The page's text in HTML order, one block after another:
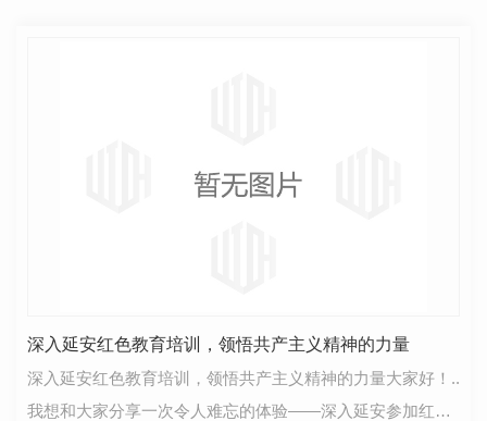
深入延安红色教育培训，领悟共产主义精神的力量
深入延安红色教育培训，领悟共产主义精神的力量大家好！..
我想和大家分享一次令人难忘的体验——深入延安参加红色